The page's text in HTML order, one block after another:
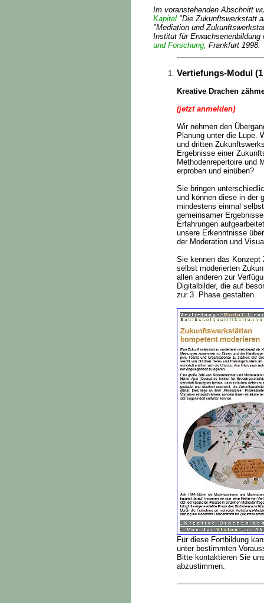
Im voranstehenden Abschnitt
Kapitel "Die Zukunftswerkstatt
"Mediation und
Institut für
und Forschung, Frankfurt 1998.
Vertiefungs-Modul
Kreative Drachen
(jetzt anmelden)
Wir nehmen den
Planung unter die Lupe.
und dritten
Ergebnisse einer
Methodenrepertoire und
erproben und einüben?
Sie bringen
und können diese in der
mindestens einmal
gemeinsamer
Erfahrungen
unsere Erkenntnisse
der Moderation und
Sie kennen das Konzept
selbst moderierten
allen anderen zur
Digitalbilder, die auf
zur 3. Phase gestalten.
Für diese Fortbildung
unter bestimmten
Bitte kontaktieren Sie
abzustimmen.